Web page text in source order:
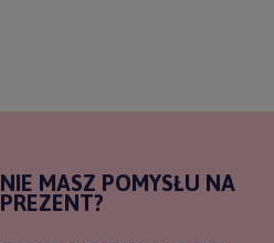
NIE MASZ POMYSŁU NA
PREZENT?